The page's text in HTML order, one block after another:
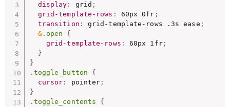
display : grid ;
grid-template-rows : 60px 0fr ;
transition : grid-template-rows .3s ease ;
&.open {
grid-template-rows : 60px 1fr;
}
}
.toggle_button {
cursor : pointer ;
}
.toggle_contents {